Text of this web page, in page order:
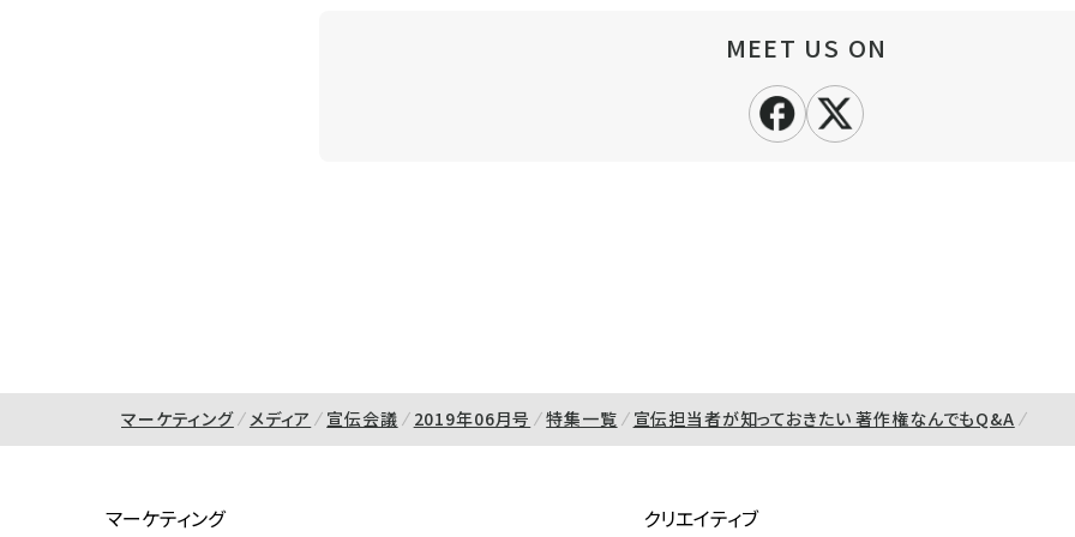
MEET US ON
マーケティング メディア 宣伝会議 2019年06月号 特集一覧 宣伝担当者が知っておきたい 著作権なんでもQ&A
マーケティング クリエイティブ